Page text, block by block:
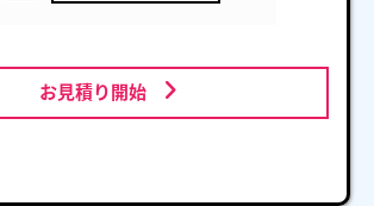
お見積り開始